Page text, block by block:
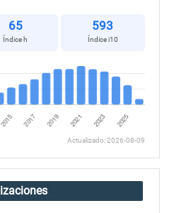
65
Índice h
593
Índice i10
Actualizado: 2026-08-09